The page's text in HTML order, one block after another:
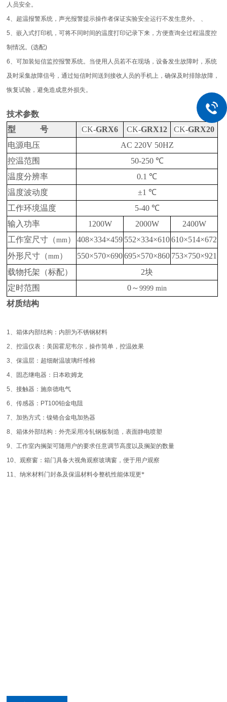
人员安全。
4、超温报警系统，声光报警提示操作者保证实验安全运行不发生意外。
、
5、嵌入式打印机，可将不同时间的温度打印记录下来，方便查询全过程温度控
制情况。(选配)
6、可加装短信监控报警系统。当使用人员若不在现场，设备发生故障时，系统
及时采集故障信号，通过短信时间送到接收人员的手机上，确保及时排除故障，
恢复试验，避免造成意外损失。
技术参数
型 号
CK-GRX6 CK-GRX12 CK-GRX20
电源电压
AC 220V 50HZ
控温范围
50-250 ℃
温度分辨率
0.1 ℃
温度波动度
±1 ℃
工作环境温度
5-40 ℃
输入功率
1200W 2000W
2400W
工作室尺寸（mm ） 408×334×459 552×334×610 610×514×672
外形尺寸（mm ） 550×570×690 695×570×860 753×750×921
载物托架（标配）
2块
定时范围
0～9999 min
材质结构
1、箱体内部结构：内胆为不锈钢材料
2、控温仪表：美国霍尼韦尔，操作简单，控温效果
3、保温层：超细耐温玻璃纤维棉
4、固态继电器：日本欧姆龙
5、接触器：施奈德电气
6、传感器： PT100铂金电阻
7、加热方式：镍铬合金电加热器
8、箱体外部结构：外壳采用冷轧钢板制造，表面静电喷塑
9、工作室内搁架可随用户的要求任意调节高度以及搁架的数量
10、观察窗：箱门具备大视角观察玻璃窗，便于用户观察
11、纳米材料门封条及保温材料令整机性能体现更*